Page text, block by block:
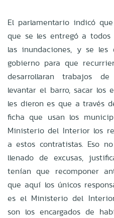
El parlamentario indicó
que se les entregó a todos
las inundaciones, y se
gobierno para que
desarrollaran trabajos
levantar el barro, sacar los
les dieron es que a través
ficha que usan los
Ministerio del Interior los
a estos contratistas. Eso
llenado de excusas,
tenían que recomponer
que aquí los únicos
es el Ministerio del
son los encargados de